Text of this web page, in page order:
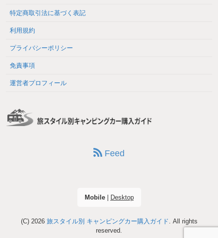
特定商取引法に基づく表記
利用規約
プライバシーポリシー
免責事項
運営者プロフィール
Feed
Mobile| Desktop
(C) 2026 旅スタイル別 キャンピングカー購入ガイド. All rights
reserved.